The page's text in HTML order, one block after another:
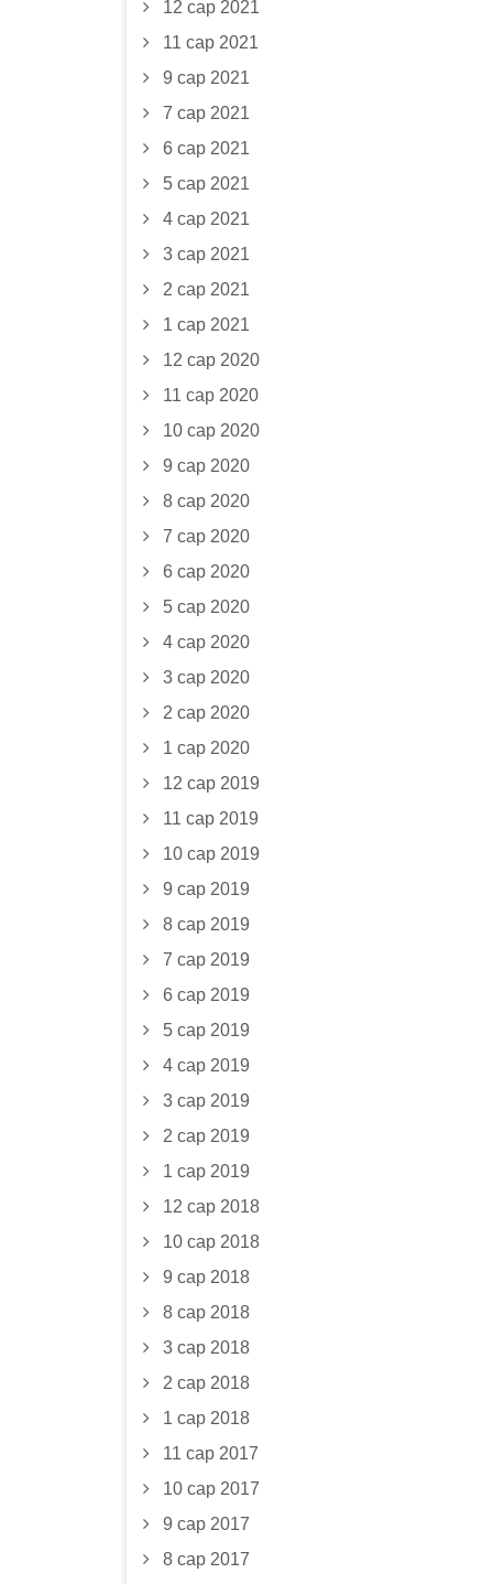
12 сар 2021
11 сар 2021
9 сар 2021
7 сар 2021
6 сар 2021
5 сар 2021
4 сар 2021
3 сар 2021
2 сар 2021
1 сар 2021
12 сар 2020
11 сар 2020
10 сар 2020
9 сар 2020
8 сар 2020
7 сар 2020
6 сар 2020
5 сар 2020
4 сар 2020
3 сар 2020
2 сар 2020
1 сар 2020
12 сар 2019
11 сар 2019
10 сар 2019
9 сар 2019
8 сар 2019
7 сар 2019
6 сар 2019
5 сар 2019
4 сар 2019
3 сар 2019
2 сар 2019
1 сар 2019
12 сар 2018
10 сар 2018
9 сар 2018
8 сар 2018
3 сар 2018
2 сар 2018
1 сар 2018
11 сар 2017
10 сар 2017
9 сар 2017
8 сар 2017